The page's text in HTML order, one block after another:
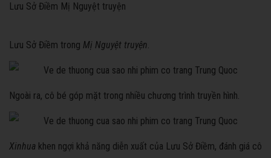
Lưu Sở Điềm Mị Nguyệt truyện
Lưu Sở Điềm trong Mị Nguyệt truyện.
Ngoài ra, cô bé góp mặt trong nhiều chương trình truyền hình.
Xinhua khen ngợi khả năng diễn xuất của Lưu Sở Điềm, đánh giá cô